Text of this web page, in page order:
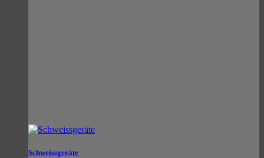
Schweissgeräte